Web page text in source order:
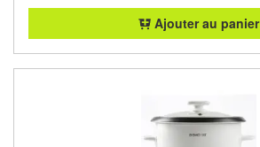
Ajouter au panier